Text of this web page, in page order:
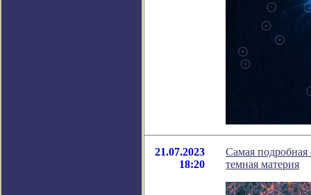
21.07.2023
18:20
Самая подробная
темная материя